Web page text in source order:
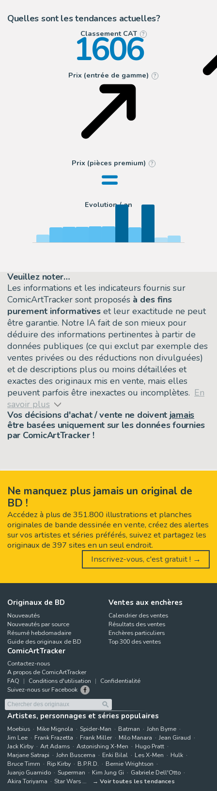
Quelles sont les tendances actuelles?
Classement CAT ?
1606
Prix (entrée de gamme) ?
Prix (pièces premium) ?
=
Evolution / an
Veuillez noter…
Les informations et les indicateurs fournis sur
ComicArtTracker sont proposés à des fins
purement informatives et leur exactitude ne peut
être garantie. Notre IA fait de son mieux pour
déduire des informations pertinentes à partir de
données publiques (ce qui exclut par exemple des
ventes privées ou des réductions non divulguées)
et de descriptions plus ou moins détaillées et
exactes des originaux mis en vente, mais elles
peuvent parfois être inexactes ou incomplètes. En
savoir plus
Vos décisions d'achat / vente ne doivent jamais
être basées uniquement sur les données fournies
par ComicArtTracker !
Ne manquez plus jamais un original de
BD !
Accédez à plus de 351.800 illustrations et planches
originales de bande dessinée en vente, créez des alertes
sur vos artistes et séries préférés, suivez et partagez les
originaux de 397 sites en un seul endroit.
Inscrivez-vous, c'est gratuit ! →
Originaux de BD
Nouveautés
Nouveautés par source
Résumé hebdomadaire
Guide des originaux de BD
Ventes aux enchères
Calendrier des ventes
Résultats des ventes
Enchères particuliers
Top 300 des ventes
ComicArtTracker
Contactez-nous
A propos de ComicArtTracker
FAQ
Conditions d'utilisation
Confidentialité
Suivez-nous sur Facebook
Artistes, personnages et séries populaires
Moebius Mike Mignola Spider-Man Batman
John Byrne
Jim Lee
Frank Frazetta Frank Miller Milo Manara
Jean Giraud
Jack Kirby
Art Adams Astonishing X-Men
Hugo Pratt
Marjane Satrapi
John Buscema Enki Bilal Les X-Men
Hulk
Bruce Timm
Rip Kirby B.P.R.D.
Bernie Wrightson
Juanjo Guarnido
Superman Kim Jung Gi
Gabriele Dell'Otto
Akira Toriyama
Star Wars Voir toutes les tendances